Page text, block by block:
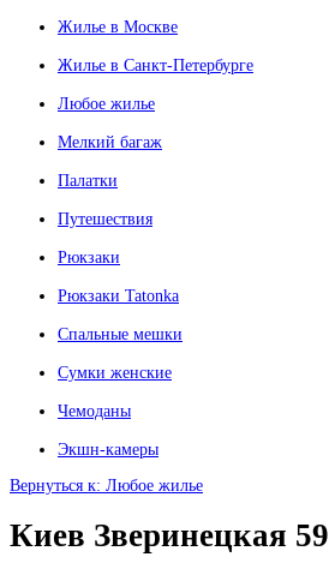
Жилье в Москве
Жилье в Санкт-Петербурге
Любое жилье
Мелкий багаж
Палатки
Путешествия
Рюкзаки
Рюкзаки Tatonka
Спальные мешки
Сумки женские
Чемоданы
Экшн-камеры
Вернуться к: Любое жилье
Киев Зверинецкая 59